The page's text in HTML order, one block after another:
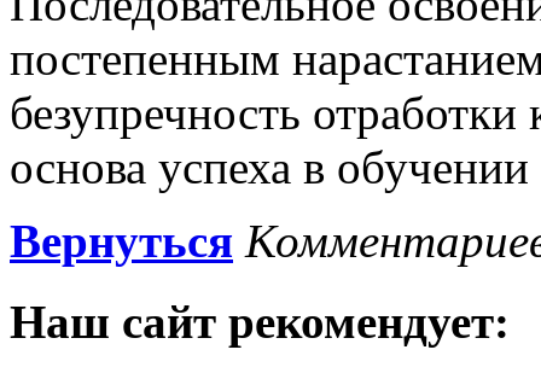
постепенным
безупречность
основа успеха в
Вернуться
Наш сайт рекомендует: